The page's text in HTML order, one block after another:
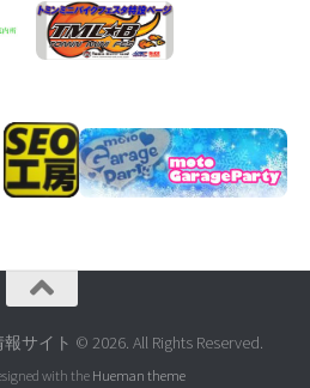
サイト © 2026. All Rights Reserved.
with theHueman theme